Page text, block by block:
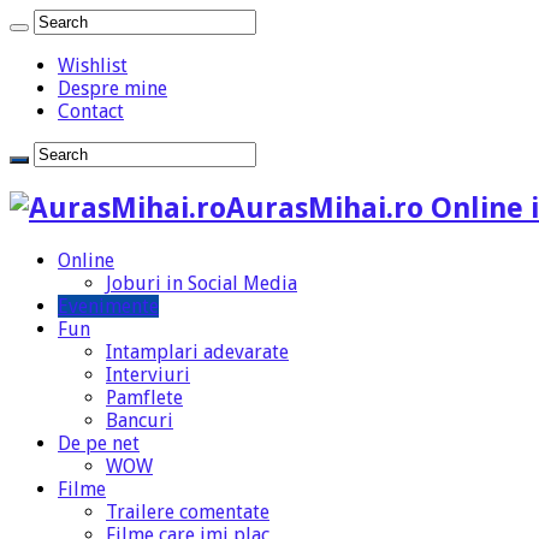
Wishlist
Despre mine
Contact
AurasMihai.ro Online
Online
Joburi in Social Media
Evenimente
Fun
Intamplari adevarate
Interviuri
Pamflete
Bancuri
De pe net
WOW
Filme
Trailere comentate